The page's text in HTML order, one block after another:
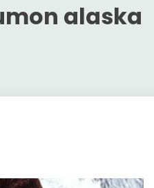
alaska